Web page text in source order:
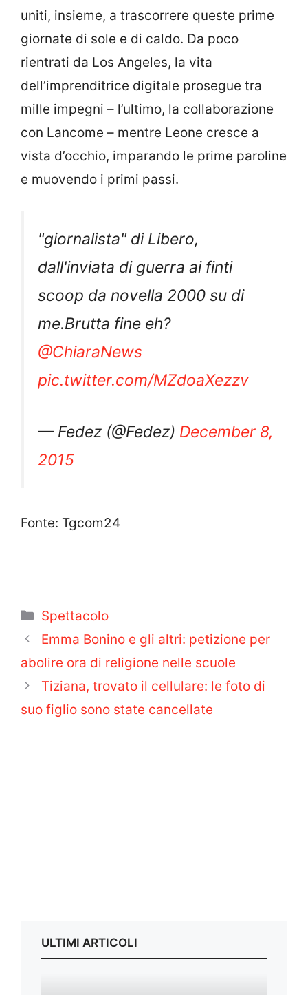
uniti, insieme, a trascorrere queste prime
giornate di sole e di caldo. Da poco
rientrati da Los Angeles, la vita
dell’imprenditrice digitale prosegue tra
mille impegni – l’ultimo, la collaborazione
con Lancome – mentre Leone cresce a
vista d’occhio, imparando le prime paroline
e muovendo i primi passi.
"giornalista" di Libero,
dall'inviata di guerra ai finti
scoop da novella 2000 su di
me.Brutta fine eh?
@ChiaraNews
pic.twitter.com/MZdoaXezzv
— Fedez (@Fedez) December 8,
2015
Fonte: Tgcom24
Categorie
Spettacolo
Emma Bonino e gli altri: petizione per
abolire ora di religione nelle scuole
Tiziana, trovato il cellulare: le foto di
suo figlio sono state cancellate
ULTIMI ARTICOLI